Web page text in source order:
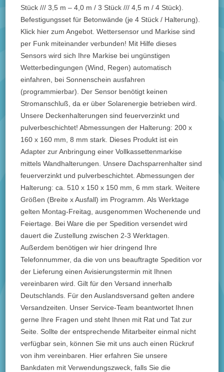
Stück /// 3,5 m – 4,0 m / 3 Stück /// 4,5 m / 4 Stück).
Befestigungsset für Betonwände (je 4 Stück / Halterung).
Klick hier zum Angebot. Wettersensor und Markise sind
per Funk miteinander verbunden! Mit Hilfe dieses
Sensors wird sich Ihre Markise bei ungünstigen
Wetterbedingungen (Wind, Regen) automatisch
einfahren, bei Sonnenschein ausfahren
(programmierbar). Der Sensor benötigt keinen
Stromanschluß, da er über Solarenergie betrieben wird.
Unsere Deckenhalterungen sind feuerverzinkt und
pulverbeschichtet! Abmessungen der Halterung: 200 x
160 x 160 mm, 8 mm stark. Dieses Produkt ist ein
Adapter zur Anbringung einer Vollkassettenmarkise
mittels Wandhalterungen. Unsere Dachsparrenhalter sind
feuerverzinkt und pulverbeschichtet. Abmessungen der
Halterung: ca. 510 x 150 x 150 mm, 6 mm stark. Weitere
Größen (Breite x Ausfall) im Programm. Als Werktage
gelten Montag-Freitag, ausgenommen Wochenende und
Feiertage. Bei Ware die per Spedition versendet wird
dauert die Zustellung zwischen 2-3 Werktagen.
Außerdem benötigen wir hier dringend Ihre
Telefonnummer, da die von uns beauftragte Spedition vor
der Lieferung einen Avisierungstermin mit Ihnen
vereinbaren wird. Gilt für den Versand innerhalb
Deutschlands. Für den Auslandsversand gelten andere
Versandzeiten. Unser Service-Team beantwortet Ihnen
gerne Ihre Fragen und steht Ihnen mit Rat und Tat zur
Seite. Sollte der entsprechende Mitarbeiter einmal nicht
verfügbar sein, können Sie mit uns auch einen Rückruf
von ihm vereinbaren. Hier erfahren Sie unsere
Bankdaten mit Verwendungszweck, falls Sie die